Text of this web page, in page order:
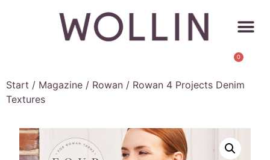
0
Start / Magazine / Rowan / Rowan 4 Projects Denim
Textures